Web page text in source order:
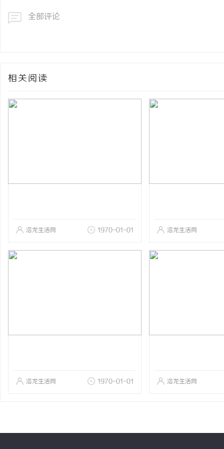
全部评论
相关阅读
洛龙生活网 1970-01-01 洛龙生活网
洛龙生活网 1970-01-01 洛龙生活网